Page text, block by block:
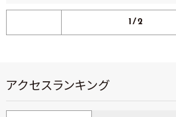
1/2
アクセスランキング